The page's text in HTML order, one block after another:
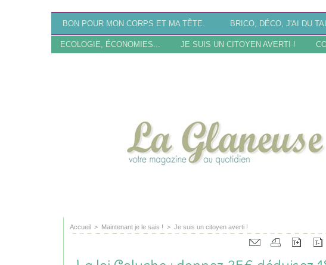
BON POUR MON CORPS ET MA TÊTE. BRICO, DÉCO, J'AI DU
ECOLOGIE, ÉCONOMIES... JE SUIS UN CITOYEN AVERTI !
Accueil > Maintenant je le sais ! > Je suis un citoyen averti !